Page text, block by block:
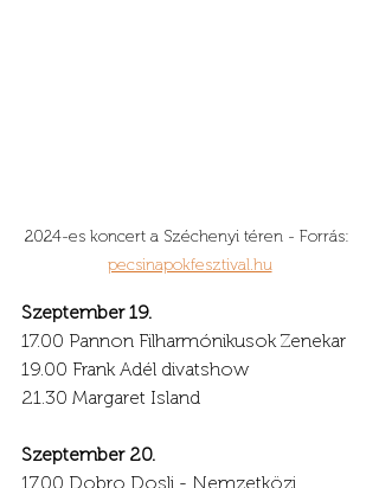
2024-es koncert a Széchenyi téren - Forrás:
pecsinapokfesztival.hu
Szeptember 19.
17.00 Pannon Filharmónikusok Zenekar
19.00 Frank Adél divatshow
21.30 Margaret Island
Szeptember 20.
17.00 Dobro Dosli - Nemzetközi